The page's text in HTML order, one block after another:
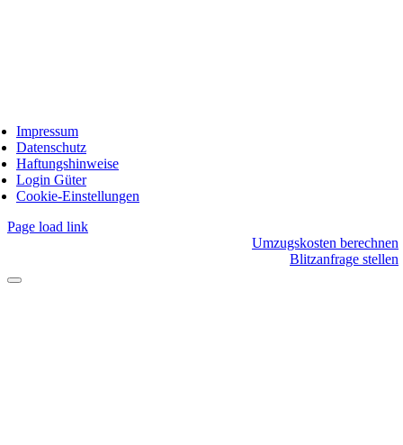
Impressum
Datenschutz
Haftungshinweise
Login Güter
Cookie-Einstellungen
Page load link
Umzugskosten berechnen
Blitzanfrage stellen